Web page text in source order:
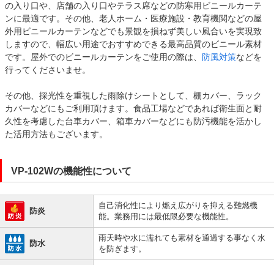
の入り口や、店舗の入り口やテラス席などの防寒用ビニールカーテ
ンに最適です。その他、老人ホーム・医療施設・教育機関などの屋
外用ビニールカーテンなどでも景観を損ねず美しい風合いを実現致
しますので、幅広い用途でおすすめできる最高品質のビニール素材
です。屋外でのビニールカーテンをご使用の際は、 防風対策などを
行ってくださいませ。
その他、採光性を重視した雨除けシートとして、棚カバー、ラック
カバーなどにもご利用頂けます。食品工場などであれば衛生面と耐
久性を考慮した台車カバー、箱車カバーなどにも防汚機能を活かし
た活用方法もございます。
VP-102Wの機能性について
防炎
自己消化性により燃え広がりを抑える難燃機
能。業務用には最低限必要な機能性。
防水
雨天時や水に濡れても素材を通過する事なく水
を防ぎます。